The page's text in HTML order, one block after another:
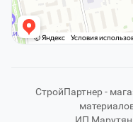
СтройПартнер -